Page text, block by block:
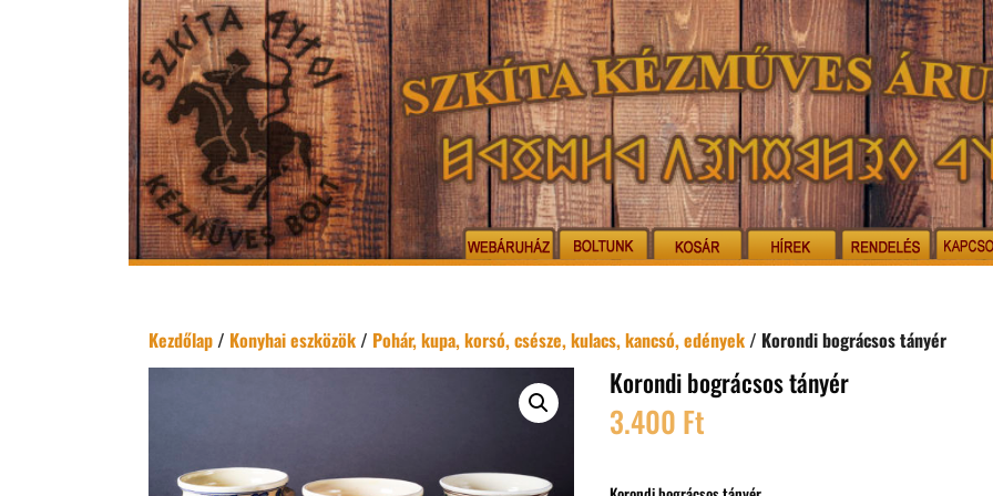
Kezdőlap/ Konyhai eszközök/ Pohár, kupa, korsó, csésze, kulacs, kancsó, edények/ Korondi bográcsos tányér
Korondi bográcsos tányér
3.400 Ft